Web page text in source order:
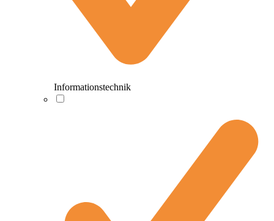
Informationstechnik